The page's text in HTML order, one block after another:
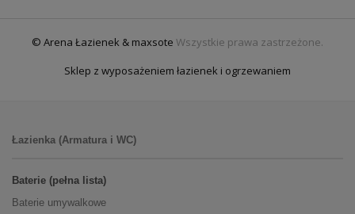
© Arena Łazienek & maxsote Wszystkie prawa zastrzeżone.
Sklep z wyposażeniem łazienek i ogrzewaniem
Łazienka (Armatura i WC)
Baterie (pełna lista)
Baterie umywalkowe